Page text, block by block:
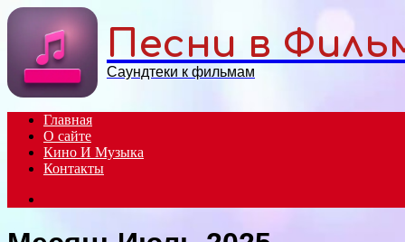
Menu
Песни в
Саундтеки к фильмам
Главная
О сайте
Кино И Музыка
Контакты